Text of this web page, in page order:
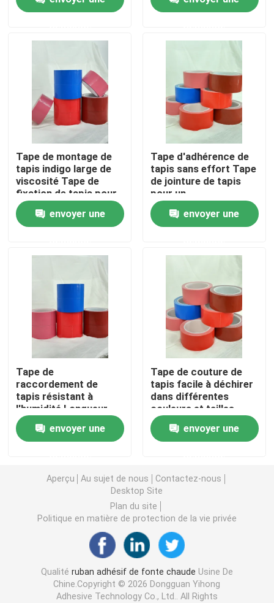
Produits
A propos de nous
Visite d'usine
Contrôle de la qualité
Contact
ruban adhésif de fonte chaude
Ruban adhésif de tapis
double bande dégrossie de mousse
Ruban adhésif de libération de bout droit
Blocs chauds de fonte
Double bande dégrossie de tissu
Plat flexographique montant des bandes
Ruban de transfert adhésif
Ruban adhésif démontable
Tape de montage de
tapis indigo large de
viscosité Tape de
fixation de tapis pour
des sols sans soudure
et sécurisésenvoyer une
Tape d'adhérence de
tapis sans effort Tape
de jointure de tapis
pour un
repositionnement
facile envoyer une
Tape de
raccordement de
tapis résistant à
l'humidité Longueur
personnalisable
(1020/1240mm-
320um)
envoyer une
Tape de couture de
tapis facile à déchirer
dans différentes
couleurs et tailles
1020/1240 mm
envoyer une
Aperçu Au sujet de nous
Contactez-nous
Desktop Site
Plan du site
Politique en matière de protection de la vie privée
Qualité ruban adhésif de fonte chaude Usine De
Chine.Copyright © 2026 Dongguan Yihong
Adhesive Technology Co., Ltd.. All Rights